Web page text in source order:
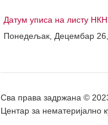
Датум уписа на листу
Понедељак, Децембар
Сва права задржана ©
Центар за нематеријално